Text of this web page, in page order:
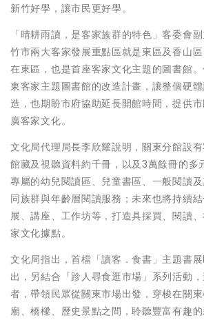
新竹好學，讓市民更好學。
「晴耕雨讀，是客家族群的特色」客委會
竹市兩大客家發展重點區就是東區及香山
在東區，也是首座客家文化主題的圖書館
東客家主題圖書館的改造計畫，讓整個硬
造，也期盼市府協助延長開館時間，提供
廣客家文化。
文化局代理局長李欣耀說明，關東分館設
館藏及視聽資料約千冊，以及3萬餘冊的
專屬的幼兒閱讀區、兒童書區、一般閱讀
同族群與年齡層閱讀服務；未來也將持續
展、講座、工作坊等，打造具採買、閱讀
家文化據點。
文化局指出，首檔「讀客．食書」主題書展
出，另結合「跈人尋食逛市場」系列活動
者，帶領民眾從關東市場出發，穿梭在關
廟、橋樑、歷史景點之間，聆聽豐富有趣